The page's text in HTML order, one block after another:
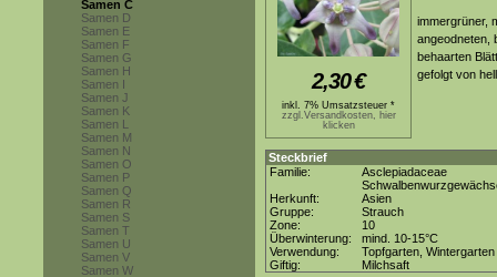
Samen C
Samen D
Samen E
Samen F
Samen G
Samen H
Samen I
Samen J
Samen K
Samen L
Samen M
Samen N
Samen O
Samen P
Samen Q
Samen R
Samen S
Samen T
Samen U
Samen V
Samen W
2,30€
inkl. 7% Umsatzsteuer *
zzgl.Versandkosten, hier
klicken
immergrüner,
angeodneten,
behaarten
gefolgt von
Steckbrief
Familie:
Asclepiadaceae
Herkunft:
Asien
Gruppe:
Strauch
Zone:
10
Überwinterung:
mind. 10-15°C
Verwendung:
Topfgarten, Wintergarten
Giftig:
Milchsaft